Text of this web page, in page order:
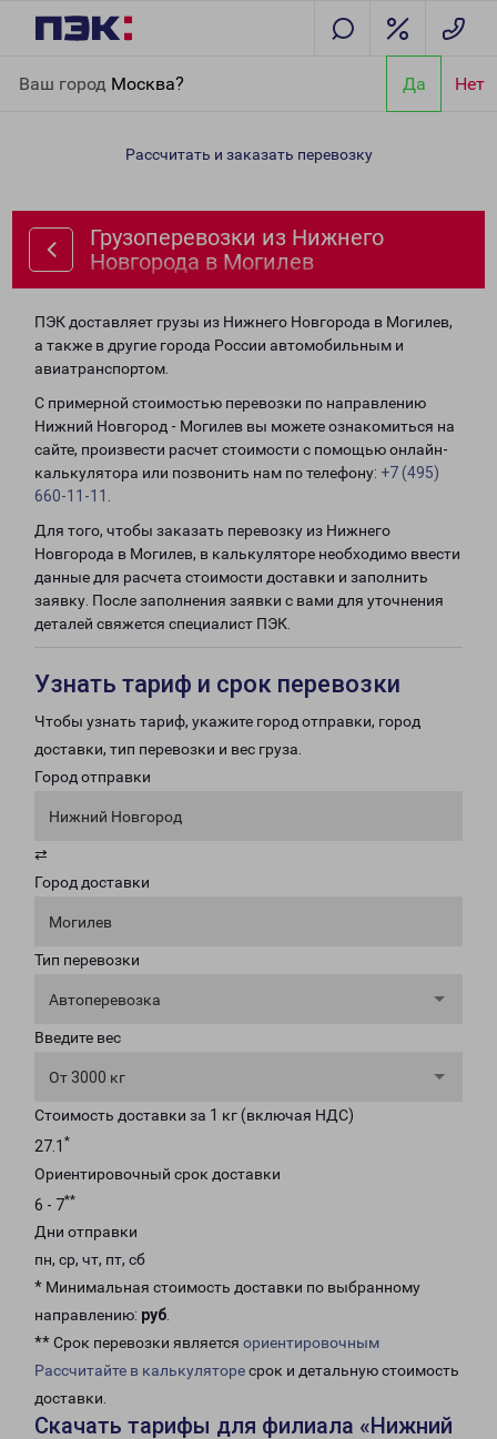
Ваш город Москва? Да Нет
в Могилев
Рассчитать и заказать перевозку
Грузоперевозки из Нижнего
Новгорода в Могилев
ПЭК доставляет грузы из Нижнего Новгорода в Могилев,
а также в другие города России автомобильным и
авиатранспортом.
С примерной стоимостью перевозки по направлению
Нижний Новгород - Могилев вы можете ознакомиться на
сайте, произвести расчет стоимости с помощью онлайн-
калькулятора или позвонить нам по телефону: +7 (495)
660-11-11
Для того, чтобы заказать перевозку из Нижнего
Новгорода в Могилев, в калькуляторе необходимо ввести
данные для расчета стоимости доставки и заполнить
заявку. После заполнения заявки с вами для уточнения
деталей свяжется специалист ПЭК.
Узнать тариф и срок перевозки
Чтобы узнать тариф, укажите город отправки, город
доставки, тип перевозки и вес груза.
Город отправки
Нижний Новгород
⇄
Город доставки
Могилев
Тип перевозки
Автоперевозка
Введите вес
От 3000 кг
Стоимость доставки за 1 кг (включая НДС)
27.1 *
Ориентировочный срок доставки
6 - 7**
Дни отправки
пн, ср, чт, пт, сб
* Минимальная стоимость доставки по выбранному
направлению: руб.
** Срок перевозки является ориентировочным
Рассчитайте в калькуляторесрок и детальную стоимость
доставки.
Скачать тарифы для филиала «Нижний